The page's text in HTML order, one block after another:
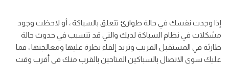
إذا وجدت نفسك في حالة طوارئ تتعلق بالسباكة ، أو لاحظت وجود
مشكلات في نظام السباكة لديك والتي قد تتسبب في حدوث حالة
طارئة في المستقبل القريب وتريد إلقاء نظرة عليها ومعالجتها ، فما
عليك سوى الاتصال بالسباكين المتاحين بالقرب منك في أقرب وقت